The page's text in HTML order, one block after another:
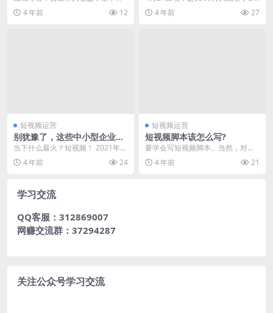
背后有哪些原因？UP主还值得继续
做吗？ 最近，一些...
4 年前 12
站2021百大UP主颁奖典礼，直播间
飘满了各...
4 年前 27
短视频运营
别犹豫了，这些中小型企业和
个人已经在抖音上赚的盆满钵
满
当下什么最火？短视频！ 2021年1
月5日，抖音公布了《2020抖音数
据报告(完...
4 年前 24
短视频运营
短视频脚本该怎么写?
要学会写短视频脚本。当然，对于
初次接触脚本的朋友来说，一定完
全不知道从何入手。所...
4 年前 21
学习交流
QQ客服：312869007
网赚交流群：37294287
关注公众号学习交流